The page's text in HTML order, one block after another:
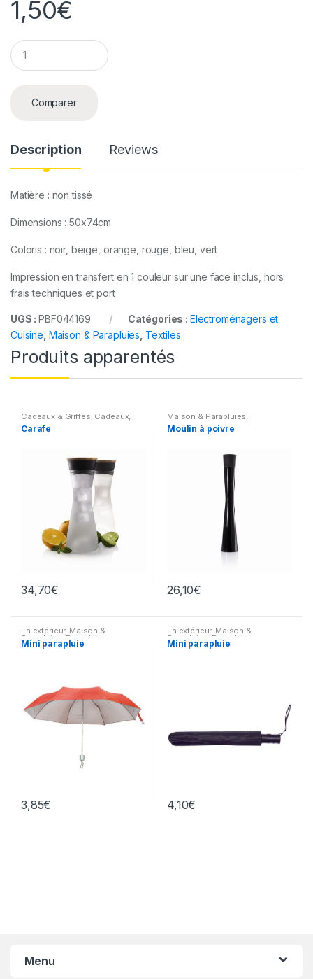
1,50€
Q
u
a
Comparer
Description Reviews
Matière : non tissé
Dimensions : 50x74cm
Coloris : noir, beige, orange, rouge, bleu, vert
Impression en transfert en 1 couleur sur une face inclus, hors
frais techniques et port
UGS :PBF044169 Catégories : Electroménagers et
Cuisine Maison & Parapluies Textiles
Produits apparentés
Cadeaux & Griffes Cadeaux,
Maison & Parapluies Art de la
table,Electroménagers et
Carafe
34,70€
Maison & Parapluies
Electroménagers et Cuisine
Moulin à poivre
26,10€
En extérieur, Maison &
Parapluies Parapluies
Mini parapluie
3,85€
En extérieur, Maison &
Parapluies Parapluies
Mini parapluie
4,10€
Menu